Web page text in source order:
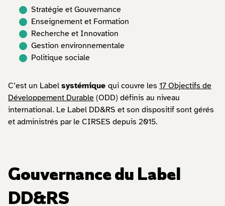
Stratégie et Gouvernance
Enseignement et Formation
Recherche et Innovation
Gestion environnementale
Politique sociale
C’est un Label systémique qui couvre les 17 Objectifs de
Développement Durable (ODD) définis au niveau
international. Le Label DD&RS et son dispositif sont gérés
et administrés par le CIRSES depuis 2015.
Gouvernance du Label
DD&RS